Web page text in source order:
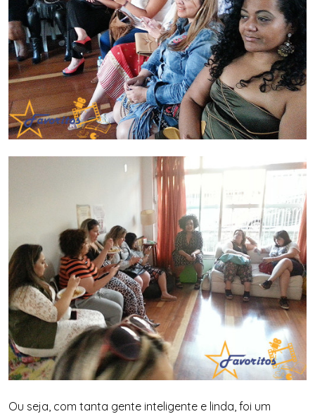
Ou seja, com tanta gente inteligente e linda, foi um